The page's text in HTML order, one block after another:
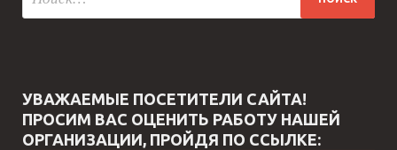
УВАЖАЕМЫЕ ПОСЕТИТЕЛИ САЙТА!
ПРОСИМ ВАС ОЦЕНИТЬ РАБОТУ НАШЕЙ
ОРГАНИЗАЦИИ, ПРОЙДЯ ПО ССЫЛКЕ: